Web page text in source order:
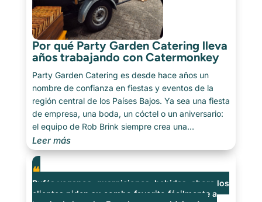
Por qué Party Garden Catering lleva
años trabajando con Catermonkey
Party Garden Catering es desde hace años un
nombre de confianza en fiestas y eventos de la
región central de los Países Bajos. Ya sea una fiesta
de empresa, una boda, un cóctel o un aniversario:
el equipo de Rob Brink siempre crea una
experiencia completa adaptada a cada ocasión.
Desde elegantes buffets y cenas elaboradas hasta
alquiler de material para fiestas, todo se gestiona
con [...]
Leer más
Bufés veganos, guarniciones, bebidas: ahora los
clientes piden su combo favorito fácilmente a